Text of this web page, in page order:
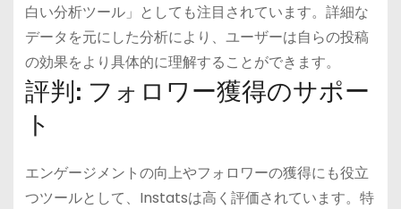
白い分析ツール」としても注目されています。詳細な
データを元にした分析により、ユーザーは自らの投稿
の効果をより具体的に理解することができます。
評判: フォロワー獲得のサポー
ト
エンゲージメントの向上やフォロワーの獲得にも役立
つツールとして、Instatsは高く評価されています。特